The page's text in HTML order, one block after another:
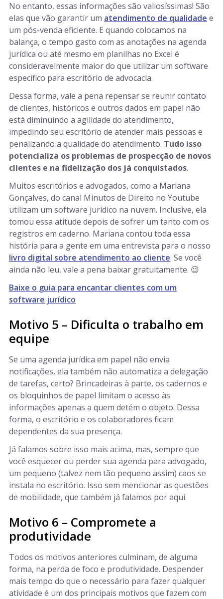
No entanto, essas informações são valiosíssimas! São
elas que vão garantir um atendimento de qualidade e
um pós-venda eficiente. E quando colocamos na
balança, o tempo gasto com as anotações na agenda
jurídica ou até mesmo em planilhas no Excel é
consideravelmente maior do que utilizar um software
específico para escritório de advocacia.
Dessa forma, vale a pena repensar se reunir contato
de clientes, históricos e outros dados em papel não
está diminuindo a agilidade do atendimento,
impedindo seu escritório de atender mais pessoas e
penalizando a qualidade do atendimento. Tudo isso
potencializa os problemas de prospecção de novos
clientes e na fidelização dos já conquistados.
Muitos escritórios e advogados, como a Mariana
Gonçalves, do canal Minutos de Direito no Youtube
utilizam um software jurídico na nuvem. Inclusive, ela
tomou essa atitude depois de sofrer um tanto com os
registros em caderno. Mariana contou toda essa
história para a gente em uma entrevista para o nosso
livro digital sobre atendimento ao cliente. Se você
ainda não leu, vale a pena baixar gratuitamente. 😉
Baixe o guia para encantar clientes com um
software jurídico
Motivo 5 – Dificulta o trabalho em
equipe
Se uma agenda jurídica em papel não envia
notificações, ela também não automatiza a delegação
de tarefas, certo? Brincadeiras à parte, os cadernos e
os bloquinhos de papel limitam o acesso às
informações apenas a quem detém o objeto. Dessa
forma, o escritório e os colaboradores ficam
dependentes da sua presença.
Já falamos sobre isso mais acima, mas, sempre que
você esquecer ou perder sua agenda para advogado,
um pequeno (talvez nem tão pequeno assim) caos se
instala no escritório. Isso sem mencionar as questões
de mobilidade, que também já falamos por aqui.
Motivo 6 – Compromete a
produtividade
Todos os motivos anteriores culminam, de alguma
forma, na perda de foco e produtividade. Despender
mais tempo do que o necessário para fazer qualquer
atividade é um dos principais motivos que fazem com